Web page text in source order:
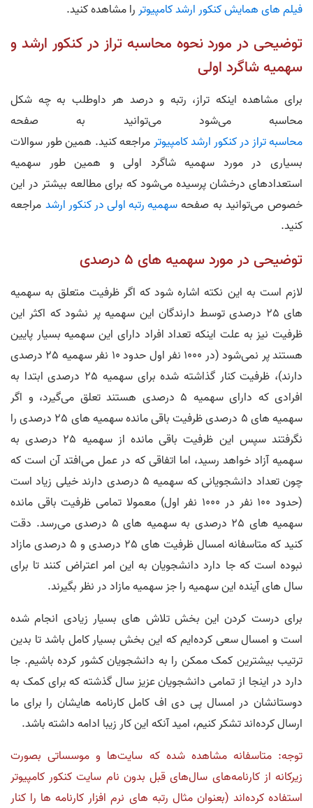
فیلم های همایش کنکور ارشد کامپیوتررا مشاهده کنید.
توضیحی در مورد نحوه محاسبه تراز در کنکور ارشد و
سهمیه شاگرد اولی
برای مشاهده اینکه تراز، رتبه و درصد هر داوطلب به چه شکل
محاسبه می‌شود می‌توانید به صفحه
محاسبه تراز در کنکور ارشد کامپیوترمراجعه کنید. همین طور سوالات
بسیاری در مورد سهمیه شاگرد اولی و همین طور سهمیه
استعداد‌های درخشان پرسیده می‌شود که برای مطالعه بیشتر در این
خصوص می‌توانید به صفحهسهمیه رتبه اولی در کنکور ارشد مراجعه
کنید.
توضیحی در مورد سهمیه های 5 درصدی
لازم است به این نکته اشاره شود که اگر ظرفیت متعلق به سهمیه
های 25 درصدی توسط دارندگان این سهمیه پر نشود که اکثر این
ظرفیت نیز به علت اینکه تعداد افراد دارای این سهمیه بسیار پایین
هستند پر نمی‌شود (در 1000 نفر اول حدود 10 نفر سهمیه 25 درصدی
دارند)، ظرفیت کنار گذاشته شده برای سهمیه 25 درصدی ابتدا به
افرادی که دارای سهمیه 5 درصدی هستند تعلق می‌گیرد، و اگر
سهمیه های 5 درصدی ظرفیت باقی مانده سهمیه های 25 درصدی را
نگرفتند سپس این ظرفیت باقی مانده از سهمیه 25 درصدی به
سهمیه آزاد خواهد رسید، اما اتفاقی که در عمل می‌افتد آن است که
چون تعداد دانشجویانی که سهمیه 5 درصدی دارند خیلی زیاد است
(حدود 100 نفر در 1000 نفر اول) معمولا تمامی ظرفیت باقی مانده
سهمیه های 25 درصدی به سهمیه های 5 درصدی می‌رسد. دقت
کنید که متاسفانه امسال ظرفیت های 25 درصدی و 5 درصدی مازاد
نبوده است که جا دارد دانشجویان به این امر اعتراض کنند تا برای
سال های آینده این سهمیه را جز سهمیه مازاد در نظر بگیرند.
برای درست کردن این بخش تلاش های بسیار زیادی انجام شده
است و امسال سعی کرده‌ایم که این بخش بسیار کامل باشد تا بدین
ترتیب بیشترین کمک ممکن را به دانشجویان کشور کرده باشیم. جا
دارد در اینجا از تمامی دانشجویان عزیز سال گذشته که برای کمک به
دوستانشان در امسال پی دی اف کامل کارنامه هایشان را برای ما
ارسال کرده‌اند تشکر کنیم، امید آنکه این کار زیبا ادامه داشته باشد.
توجه: متاسفانه مشاهده شده که سایت‌ها و موسساتی بصورت
زیرکانه از کارنامه‌های سال‌های قبل بدون نام سایت کنکور کامپیوتر
استفاده کرده‌اند (بعنوان مثال رتبه های نرم افزار کارنامه ها را کنار